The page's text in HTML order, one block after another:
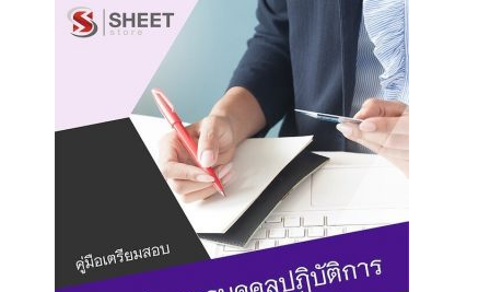
ข่าวเปิดสอบงานราชการ
นโยบายคืนสินค้าและการจัดส่ง​
คำถามที่พบบ่อย